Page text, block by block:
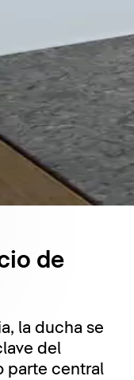
de
la ducha se
del
parte central